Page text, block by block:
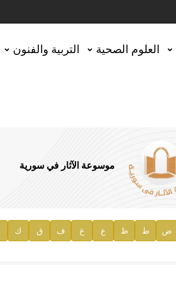
العلوم الصحية التربية والفنون
موسوعة الآثار في سورية
ض ط ظ ع غ ف ق ك